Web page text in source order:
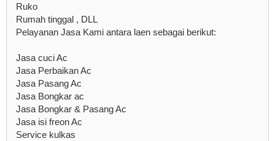
Ruko
Rumah tinggal , DLL
Pelayanan Jasa Kami antara laen sebagai berikut:
Jasa cuci Ac
Jasa Perbaikan Ac
Jasa Pasang Ac
Jasa Bongkar ac
Jasa Bongkar & Pasang Ac
Jasa isi freon Ac
Service kulkas